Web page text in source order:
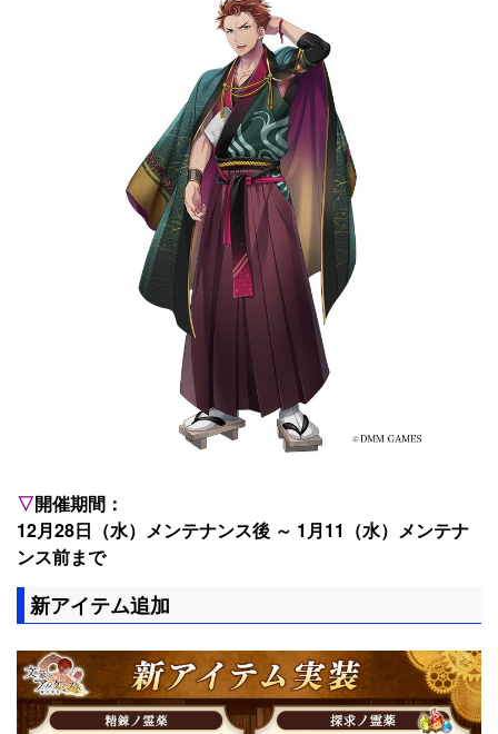
▽開催期間：
12月28日（水）メンテナンス後 ～ 1月11（水）メンテナ
ンス前まで
新アイテム追加